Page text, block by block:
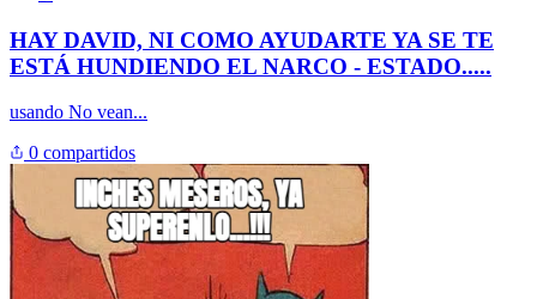
HAY DAVID, NI COMO AYUDARTE YA SE TE
ESTÁ HUNDIENDO EL NARCO - ESTADO.....
usando No vean...
0 compartidos